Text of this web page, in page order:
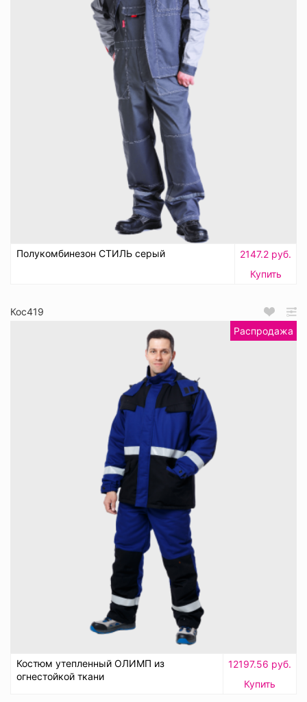
Полукомбинезон СТИЛЬ серый
2147.2 руб.
Купить
Кос419
Распродажа
Костюм утепленный ОЛИМП из
огнестойкой ткани
12197.56 руб.
Купить